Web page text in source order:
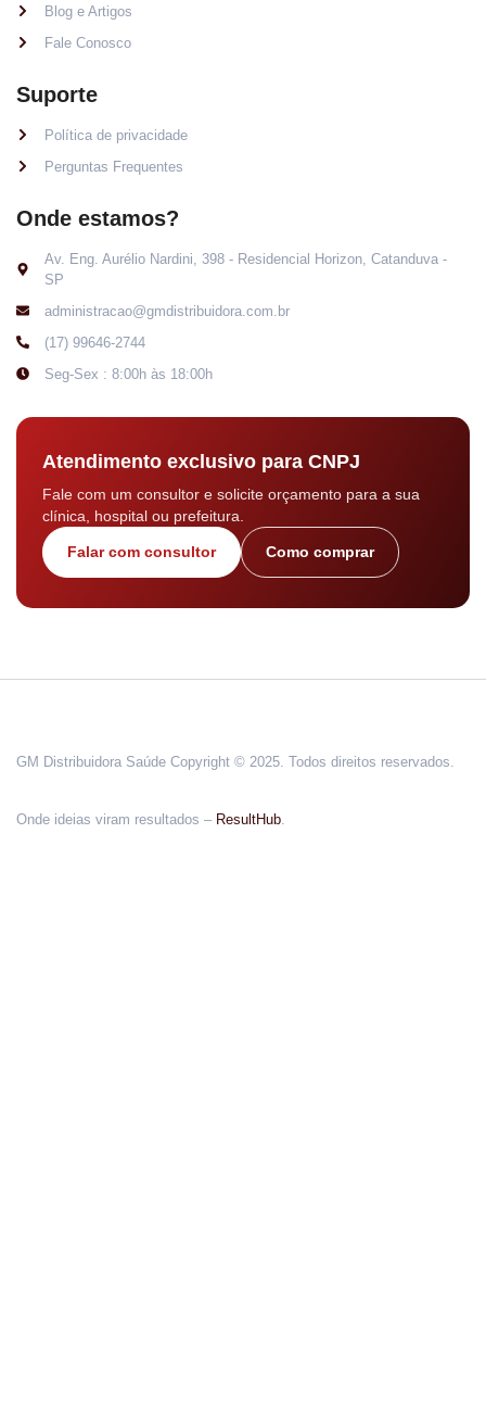
Blog e Artigos
Fale Conosco
Suporte
Política de privacidade
Perguntas Frequentes
Onde estamos?
Av. Eng. Aurélio Nardini, 398 - Residencial Horizon, Catanduva -
SP
administracao@gmdistribuidora.com.br
(17) 99646-2744
Seg-Sex : 8:00h às 18:00h
Atendimento exclusivo para CNPJ
Fale com um consultor e solicite orçamento para a sua
clínica, hospital ou prefeitura.
Falar com consultor Como comprar
GM Distribuidora Saúde Copyright © 2025. Todos direitos reservados.
Onde ideias viram resultados – ResultHub.